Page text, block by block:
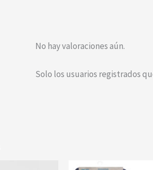
No hay valoraciones aún.
Solo los usuarios registrados